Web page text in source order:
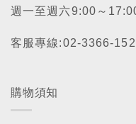
週一至週六9:00～
客服專線:02-3366-
購物須知